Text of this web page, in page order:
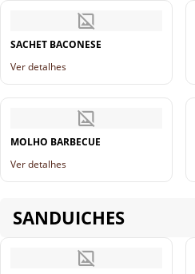
SACHET BACONESE
Ver detalhes
MOLHO BARBECUE
Ver detalhes
SANDUICHES